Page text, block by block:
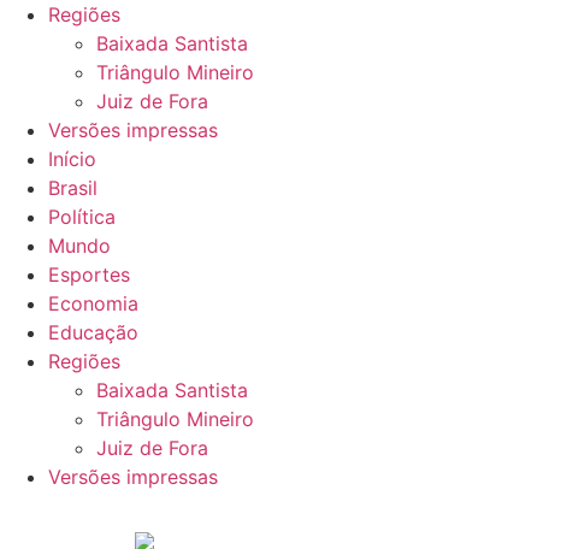
Regiões
Baixada Santista
Triângulo Mineiro
Juiz de Fora
Versões impressas
Início
Brasil
Política
Mundo
Esportes
Economia
Educação
Regiões
Baixada Santista
Triângulo Mineiro
Juiz de Fora
Versões impressas